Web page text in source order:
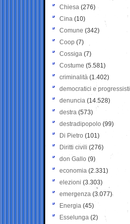
Chiesa (276)
Cina (10)
Comune (342)
Coop (7)
Cossiga (7)
Costume (5.581)
criminalità (1.402)
democratici e progressisti
denuncia (14.528)
destra (573)
destradipopolo (99)
Di Pietro (101)
Diritti civili (276)
don Gallo (9)
economia (2.331)
elezioni (3.303)
emergenza (3.077)
Energia (45)
Esselunga (2)